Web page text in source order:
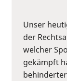
Unser
der
welcher
gekämpft